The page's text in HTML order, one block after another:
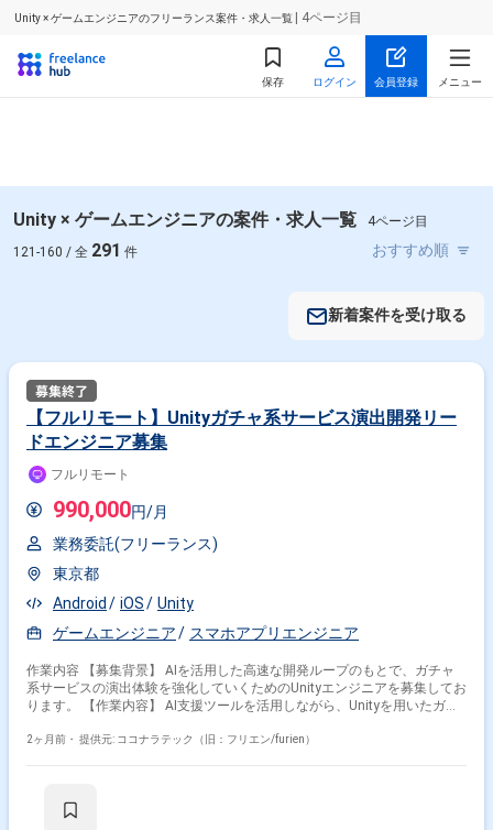
Unity × ゲームエンジニアのフリーランス案件・求人一覧 | 4ページ目
保存 ログイン 会員登録 メニュー
Unity × ゲームエンジニアの案件・求人一覧
4ページ目
121-160 / 全 291 件
新着案件を受け取る
【フルリモート】Unityガチャ系サービス演出開発リー
ドエンジニア募集
フルリモート
990,000円/月
業務委託(フリーランス)
東京都
Android
iOS
Unity
ゲームエンジニア
スマホアプリエンジニア
作業内容 【募集背景】 AIを活用した高速な開発ループのもとで、ガチャ
系サービスの演出体験を強化していくためのUnityエンジニアを募集してお
ります。 【作業内容】 AI支援ツールを活用しながら、Unityを用いたガチ
ーマンス最適化やプロファイリングに基づく改善、サウンドとの連携を含
開発効率と品質向上を両立できる方を求めております。チームメンバーと
2ヶ月前・ 提供元: ココナラテック（旧：フリエン/furien）